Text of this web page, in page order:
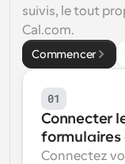
Réunions
Rencontrez
Liens de
personnes
Webhooks
Soyez
suivis, le tout
Cal.com.
Commencer
01
Connecter
formulaires
Connectez